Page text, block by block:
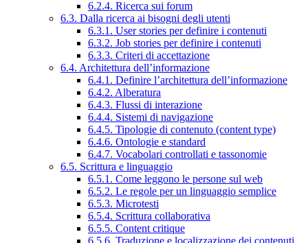
6.2.4. Ricerca sui forum
6.3. Dalla ricerca ai bisogni degli utenti
6.3.1. User stories per definire i contenuti
6.3.2. Job stories per definire i contenuti
6.3.3. Criteri di accettazione
6.4. Architettura dell’informazione
6.4.1. Definire l’architettura dell’informazione
6.4.2. Alberatura
6.4.3. Flussi di interazione
6.4.4. Sistemi di navigazione
6.4.5. Tipologie di contenuto (content type)
6.4.6. Ontologie e standard
6.4.7. Vocabolari controllati e tassonomie
6.5. Scrittura e linguaggio
6.5.1. Come leggono le persone sul web
6.5.2. Le regole per un linguaggio semplice
6.5.3. Microtesti
6.5.4. Scrittura collaborativa
6.5.5. Content critique
6.5.6. Traduzione e localizzazione dei contenuti